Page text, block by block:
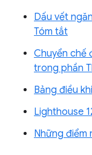
Dấu vết
Tóm tắt
Chuyển chế
trong phần
Bảng điều
Lighthouse
Những điểm